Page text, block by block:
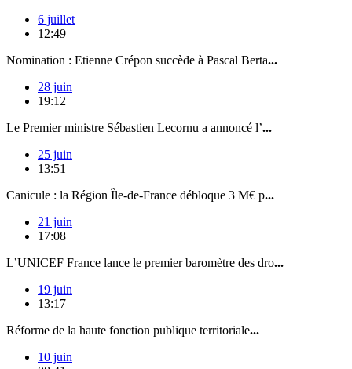
6 juillet
12:49
Nomination : Etienne Crépon succède à Pascal Berta...
28 juin
19:12
Le Premier ministre Sébastien Lecornu a annoncé l’...
25 juin
13:51
Canicule : la Région Île-de-France débloque 3 M€ p...
21 juin
17:08
L’UNICEF France lance le premier baromètre des dro...
19 juin
13:17
Réforme de la haute fonction publique territoriale...
10 juin